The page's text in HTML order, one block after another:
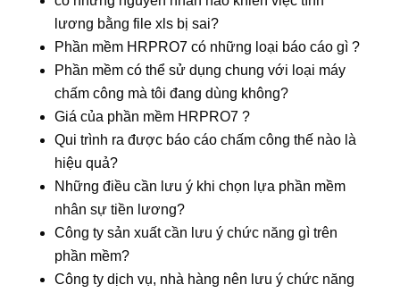
lương bằng file xls bị sai?
Phần mềm HRPRO7 có những loại báo cáo gì ?
Phần mềm có thể sử dụng chung với loại máy
chấm công mà tôi đang dùng không?
Giá của phần mềm HRPRO7 ?
Qui trình ra được báo cáo chấm công thế nào là
hiệu quả?
Những điều cần lưu ý khi chọn lựa phần mềm
nhân sự tiền lương?
Công ty sản xuất cần lưu ý chức năng gì trên
phần mềm?
Công ty dịch vụ, nhà hàng nên lưu ý chức năng